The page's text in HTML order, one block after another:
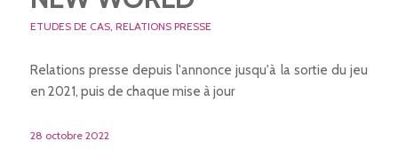
ETUDES DE CAS, RELATIONS PRESSE
Relations presse depuis l'annonce jusqu'à la sortie du jeu
en 2021, puis de chaque mise à jour
28 octobre 2022